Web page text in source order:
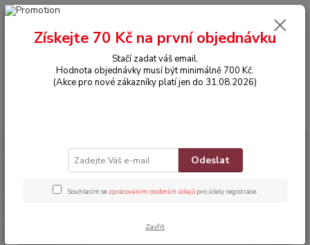
0,00 Kč
OBLEČENÍ Mikinka
Mikinka
Získejte 70 Kč na první objednávku
Stačí zadat váš email.
Hodnota objednávky musí být minimálně 700 Kč.
(Akce pro nové zákazníky platí jen do 31.08.2026)
Odeslat
Souhlasím se zpracováním osobních údajů pro účely registrace.
Zavřít